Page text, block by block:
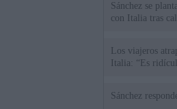
Sánchez se
con Italia tras
Los viajeros
Italia: “Es
Sánchez